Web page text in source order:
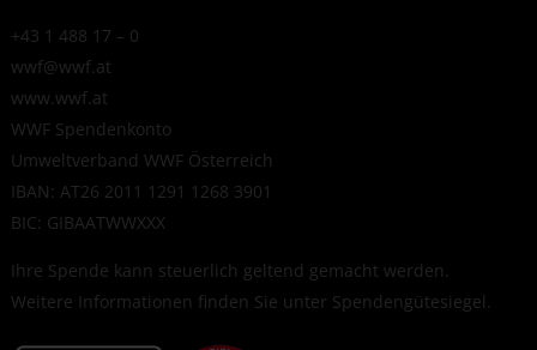
+43 1 488 17 – 0
wwf@wwf.at
www.wwf.at
WWF Spendenkonto
Umweltverband WWF Österreich
IBAN: AT26 2011 1291 1268 3901
BIC: GIBAATWWXXX
Ihre Spende kann steuerlich geltend gemacht werden.
Weitere Informationen finden Sie unter Spendengütesiegel.